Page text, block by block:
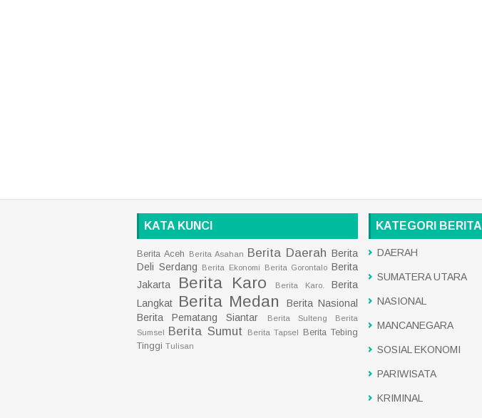
KATA KUNCI
Berita Aceh Berita Asahan Berita Daerah Berita
Deli Serdang
Berita Ekonomi Berita Gorontalo Berita
Jakarta
Berita Karo Berita Karo.
Berita
Langkat
Berita Medan
Berita Nasional
Berita Pematang Siantar
Berita Sulteng
Berita
Sumsel Berita Sumut Berita Tapsel
Berita Tebing
Tinggi Tulisan
KATEGORI BERITA
DAERAH
SUMATERA UTARA
NASIONAL
MANCANEGARA
SOSIAL EKONOMI
PARIWISATA
KRIMINAL